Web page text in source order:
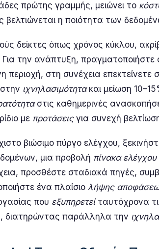
πρώτης γραμμής, μειώνει το
η ποιότητα των
δείκτες όπως χρόνος κύκλου,
την ανάπτυξη, πραγματοποιήστε
περιοχή, στη συνέχεια επεκτείνετε
ιχνηλασιμότητακαι μείωση
στις καθημερινές
με προτάσειςγια συνεχή
βιώσιμο πύργο ελέγχου,
μια προβολή πίνακα ελέγχου
προσθέστε σταδιακά πηγές,
ένα πλαίσιο λήψης
που εξυπηρετείταυτόχρονα
διατηρώντας παράλληλα την